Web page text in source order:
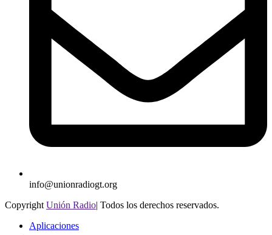
info@unionradiogt.org
Copyright Unión Radio| Todos los derechos reservados.
Aplicaciones